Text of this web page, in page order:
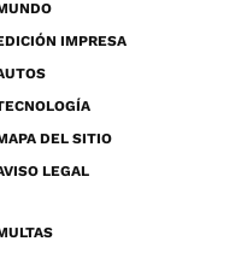
IMPRESA
DEL SITIO
LEGAL